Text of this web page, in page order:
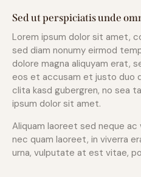
Sed ut perspiciatis unde
Lorem ipsum dolor sit amet,
sed diam nonumy eirmod
dolore magna aliquyam erat,
eos et accusam et justo duo
clita kasd gubergren, no sea
ipsum dolor sit amet.
Aliquam laoreet sed neque ac
nec quam laoreet, in viverra
urna, vulputate at est vitae,